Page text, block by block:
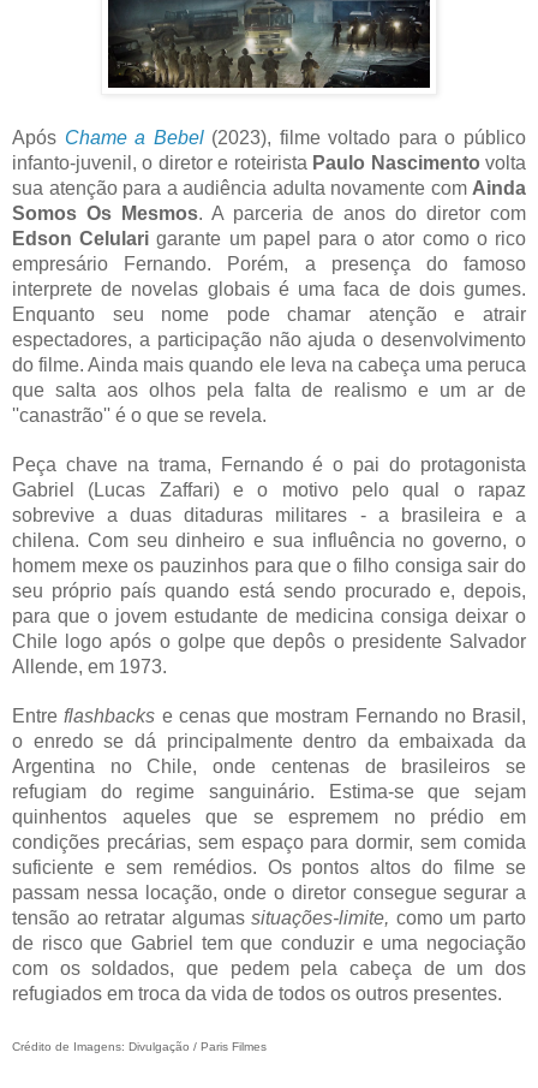
Após Chame a Bebel(2023), filme voltado para o público
infanto-juvenil, o diretor e roteirista Paulo Nascimentovolta
sua atenção para a audiência adulta novamente com Ainda
Somos Os Mesmos. A parceria de anos do diretor com
Edson Celulari garante um papel para o ator como o rico
empresário Fernando. Porém, a presença do famoso
interprete de novelas globais é uma faca de dois gumes.
Enquanto seu nome pode chamar atenção e atrair
espectadores, a participação não ajuda o desenvolvimento
do filme. Ainda mais quando ele leva na cabeça uma peruca
que salta aos olhos pela falta de realismo e um ar de
''canastrão'' é o que se revela.
Peça chave na trama, Fernando é o pai do protagonista
Gabriel (Lucas Zaffari) e o motivo pelo qual o rapaz
sobrevive a duas ditaduras militares - a brasileira e a
chilena. Com seu dinheiro e sua influência no governo, o
homem mexe os pauzinhos para que o filho consiga sair do
seu próprio país quando está sendo procurado e, depois,
para que o jovem estudante de medicina consiga deixar o
Chile logo após o golpe que depôs o presidente Salvador
Allende, em 1973.
Entreflashbacks e cenas que mostram Fernando no Brasil,
o enredo se dá principalmente dentro da embaixada da
Argentina no Chile, onde centenas de brasileiros se
refugiam do regime sanguinário. Estima-se que sejam
quinhentos aqueles que se espremem no prédio em
condições precárias, sem espaço para dormir, sem comida
suficiente e sem remédios. Os pontos altos do filme se
passam nessa locação, onde o diretor consegue segurar a
tensão ao retratar algumassituações-limite, como um parto
de risco que Gabriel tem que conduzir e uma negociação
com os soldados, que pedem pela cabeça de um dos
refugiados em troca da vida de todos os outros presentes.
Crédito de Imagens: Divulgação / Paris Filmes